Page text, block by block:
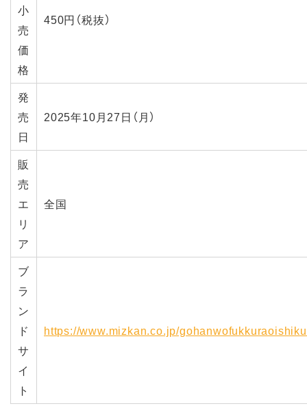
小
売
価
格
450円（税抜）
発
売
日
2025年10月27日（月）
販
売
エ
リ
ア
全国
ブ
ラ
ン
ド
サ
イ
ト
https://www.mizkan.co.jp/